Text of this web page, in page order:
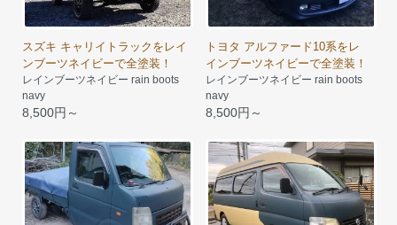
スズキ キャリイトラックをレイ
ンブーツネイビーで全塗装！
レインブーツネイビー rain boots
navy
8,500円～
トヨタ アルファード10系をレ
インブーツネイビーで全塗装！
レインブーツネイビー rain boots
navy
8,500円～